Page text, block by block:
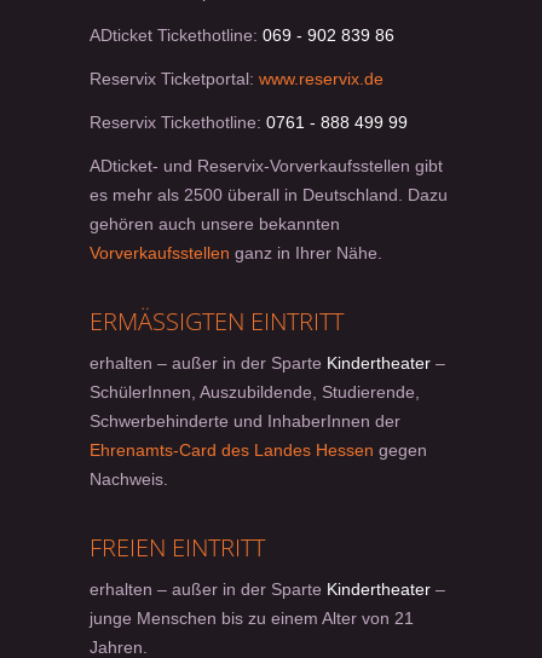
ADticket Tickethotline: 069 - 902 839 86
Reservix Ticketportal: www.reservix.de
Reservix Tickethotline: 0761 - 888 499 99
ADticket- und Reservix-Vorverkaufsstellen gibt
es mehr als 2500 überall in Deutschland. Dazu
gehören auch unsere bekannten
Vorverkaufsstellen ganz in Ihrer Nähe.
ERMÄSSIGTEN EINTRITT
erhalten – außer in der Sparte Kindertheater –
SchülerInnen, Auszubildende, Studierende,
Schwerbehinderte und InhaberInnen der
Ehrenamts-Card des Landes Hessen gegen
Nachweis.
FREIEN EINTRITT
erhalten – außer in der Sparte Kindertheater –
junge Menschen bis zu einem Alter von 21
Jahren.